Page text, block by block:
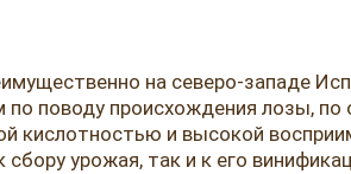
на северо-западе
поводу происхождения лозы,
кислотностью и высокой
урожая, так и к его